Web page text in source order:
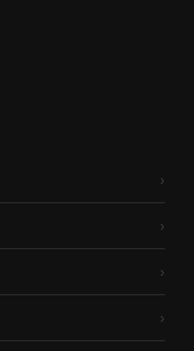
›
›
›
›